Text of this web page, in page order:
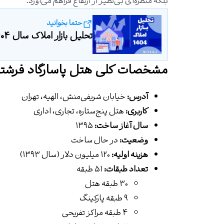
حتما بخوانید
تحلیل بازار املاک سال 1404
مشخصات کلی هتل پاسارگاد
آدرس:خیابان شریفی‌منش، الهیه، تهران
کاربری:هتل پنج‌ستاره، تجاری، اداری
سال آغاز ساخت:
وضعیت:در حال ساخت
هزینه اولیه:
تعداد طبقات:
۳۰ طبقه هتل
۹ طبقه پارکینگ
۴ طبقه مراکز تفریحی